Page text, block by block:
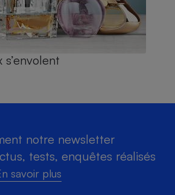
notre newsletter
tests, enquêtes réalisés
savoir plus